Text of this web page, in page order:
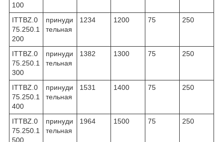
100
ITTBZ.0
75.250.1
200
принуди
тельная
1234 1200 75 250
ITTBZ.0
75.250.1
300
принуди
тельная
1382 1300 75 250
ITTBZ.0
75.250.1
400
принуди
тельная
1531 1400 75 250
ITTBZ.0
75.250.1
500
принуди
тельная
1964 1500 75 250